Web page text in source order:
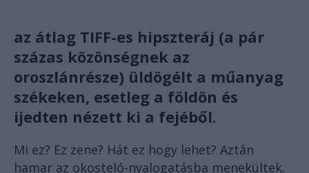
az átlag TIFF-es hipszteráj (a pár
százas közönségnek az
oroszlánrésze) üldögélt a műanyag
székeken, esetleg a földön és
ijedten nézett ki a fejéből.
Mi ez? Ez zene? Hát ez hogy lehet? Aztán
hamar az okosteló-nyalogatásba menekültek.